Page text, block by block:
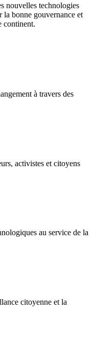
nouvelles technologies
bonne gouvernance et
continent.
à travers des
activistes et citoyens
au service de la
citoyenne et la